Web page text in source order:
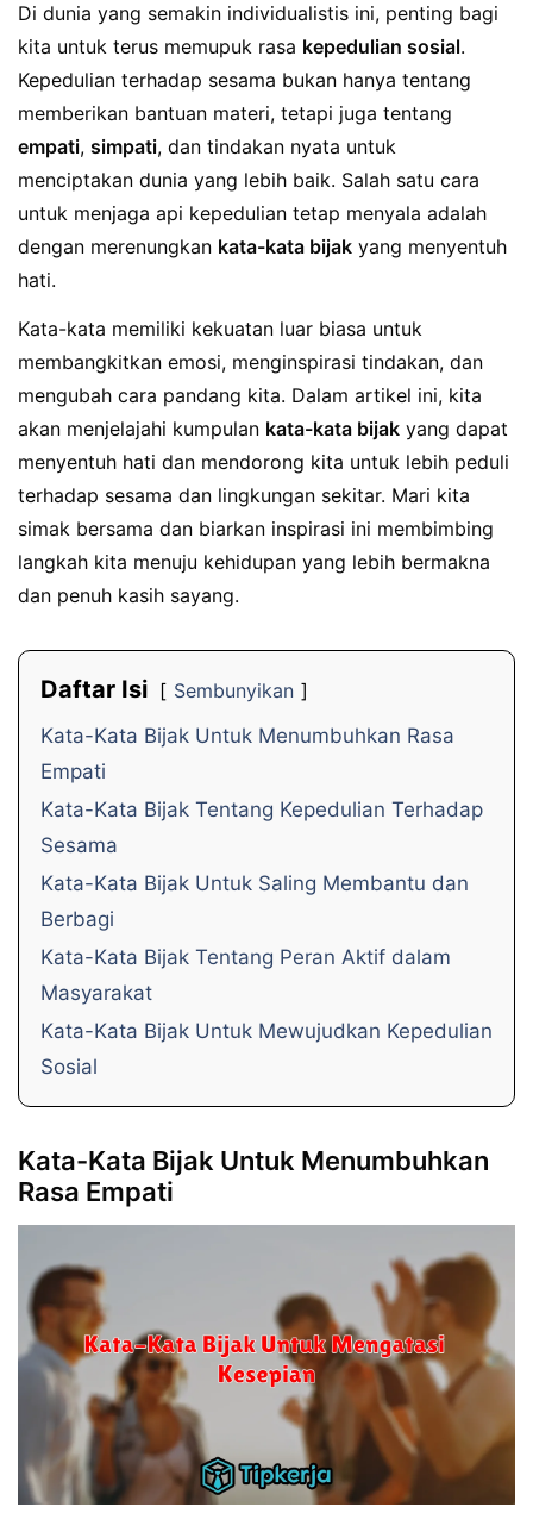
Di dunia yang semakin individualistis ini, penting bagi
kita untuk terus memupuk rasa kepedulian sosial.
Kepedulian terhadap sesama bukan hanya tentang
memberikan bantuan materi, tetapi juga tentang
empati, simpati, dan tindakan nyata untuk
menciptakan dunia yang lebih baik. Salah satu cara
untuk menjaga api kepedulian tetap menyala adalah
dengan merenungkan kata-kata bijak yang menyentuh
hati.
Kata-kata memiliki kekuatan luar biasa untuk
membangkitkan emosi, menginspirasi tindakan, dan
mengubah cara pandang kita. Dalam artikel ini, kita
akan menjelajahi kumpulan kata-kata bijak yang dapat
menyentuh hati dan mendorong kita untuk lebih peduli
terhadap sesama dan lingkungan sekitar. Mari kita
simak bersama dan biarkan inspirasi ini membimbing
langkah kita menuju kehidupan yang lebih bermakna
dan penuh kasih sayang.
Daftar Isi
Sembunyikan
Kata-Kata Bijak Untuk Menumbuhkan Rasa
Empati
Kata-Kata Bijak Tentang Kepedulian Terhadap
Sesama
Kata-Kata Bijak Untuk Saling Membantu dan
Berbagi
Kata-Kata Bijak Tentang Peran Aktif dalam
Masyarakat
Kata-Kata Bijak Untuk Mewujudkan Kepedulian
Sosial
Kata-Kata Bijak Untuk Menumbuhkan
Rasa Empati